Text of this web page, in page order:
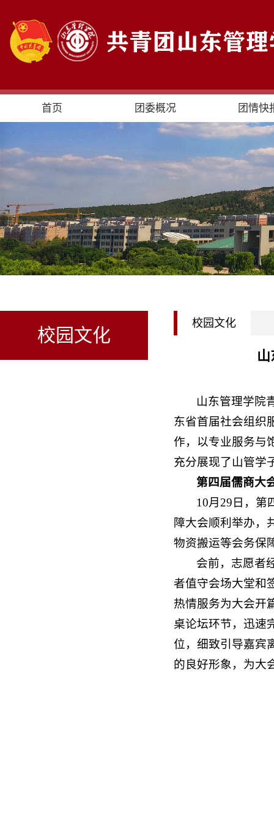
首页 团委概况 团情快
校园文化
校园文化
山东管理学院
东省首届社会组织
作，以专业服务与
充分展现了山管学
第四届儒商大
10月29日，第
障大会顺利举办，
物资搬运等会务保
会前，志愿者
者值守会场大堂和
热情服务为大会开
桌论坛环节，迅速
位，细致引导嘉宾
的良好形象，为大